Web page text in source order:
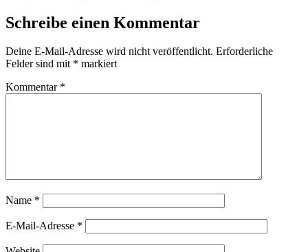
Schreibe einen Kommentar
Deine E-Mail-Adresse wird nicht veröffentlicht. Erforderliche
Felder sind mit * markiert
Kommentar *
Name *
E-Mail-Adresse *